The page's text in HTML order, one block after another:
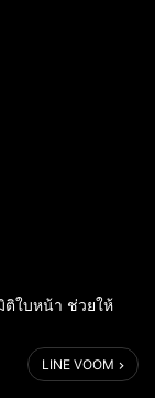
ติใบหน้า ช่วยให้
𝑷𝙚𝒓𝙢𝒊𝙪𝒎 |
LINE VOOM